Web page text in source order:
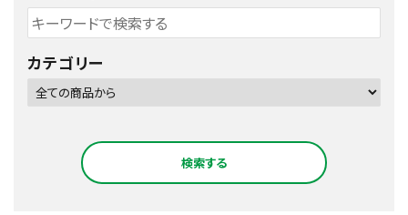
カテゴリー
検索する